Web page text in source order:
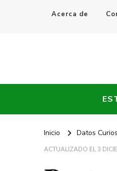
Acerca de
Every
Inicio Datos
ACTUALIZADO EL3